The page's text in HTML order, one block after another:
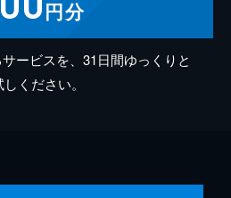
円分
ービスを、31日間ゆっくりと
ください。